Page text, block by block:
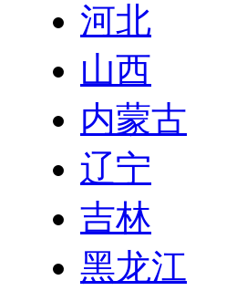
河北
山西
内蒙古
辽宁
吉林
黑龙江